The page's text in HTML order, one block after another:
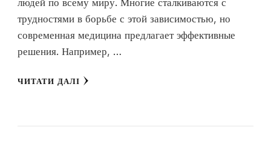
людей по всему миру. Многие сталкиваются с
трудностями в борьбе с этой зависимостью, но
современная медицина предлагает эффективные
решения. Например, …
ЧИТАТИ ДАЛІ